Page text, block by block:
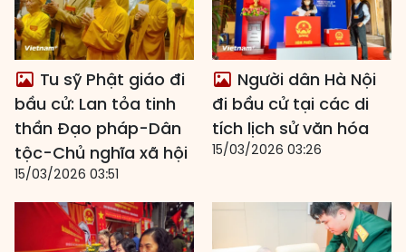
Tu sỹ Phật giáo đi
bầu cử: Lan tỏa tinh
thần Đạo pháp-Dân
tộc-Chủ nghĩa xã hội
15/03/2026 03:51
Người dân Hà Nội
đi bầu cử tại các di
tích lịch sử văn hóa
15/03/2026 03:26